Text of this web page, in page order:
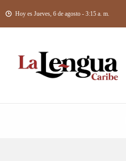
Hoy es Jueves, 6 de agosto - 3:15 a. m.